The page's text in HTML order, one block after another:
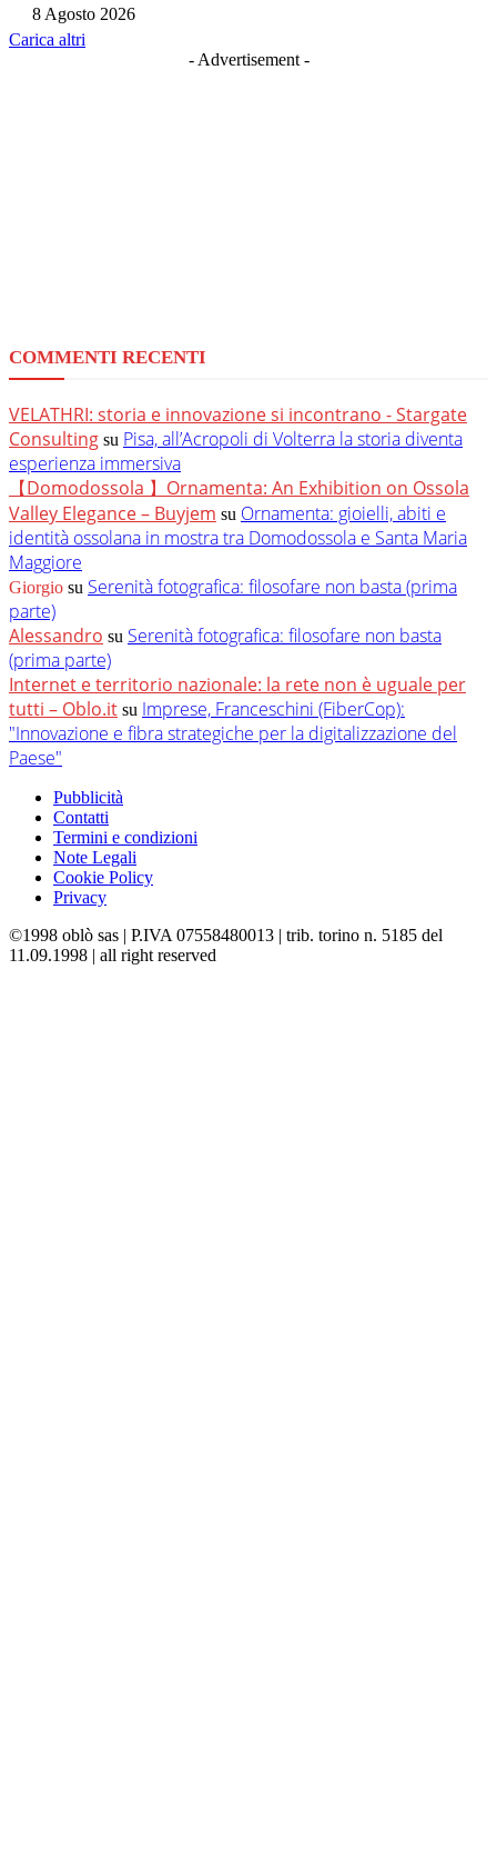
8 Agosto 2026
Carica altri
- Advertisement -
COMMENTI RECENTI
VELATHRI: storia e innovazione si incontrano - Stargate
Consulting su Pisa, all’Acropoli di Volterra la storia diventa
esperienza immersiva
【Domodossola 】Ornamenta: An Exhibition on Ossola
Valley Elegance – Buyjem su Ornamenta: gioielli, abiti e
identità ossolana in mostra tra Domodossola e Santa Maria
Maggiore
Giorgio su Serenità fotografica: filosofare non basta (prima
parte)
Alessandro su Serenità fotografica: filosofare non basta
(prima parte)
Internet e territorio nazionale: la rete non è uguale per
tutti – Oblo.it su Imprese, Franceschini (FiberCop):
"Innovazione e fibra strategiche per la digitalizzazione del
Paese"
Pubblicità
Contatti
Termini e condizioni
Note Legali
Cookie Policy
Privacy
©1998 oblò sas | P.IVA 07558480013 | trib. torino n. 5185 del
11.09.1998 | all right reserved